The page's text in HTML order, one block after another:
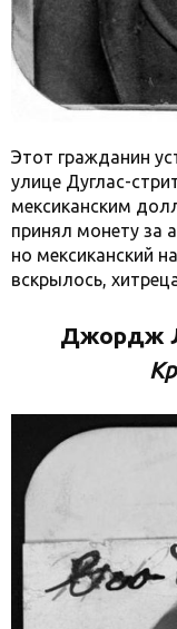
Этот гражданин
улице Дуглас-
мексиканским
принял монету за
но мексиканский
вскрылось,
Джордж